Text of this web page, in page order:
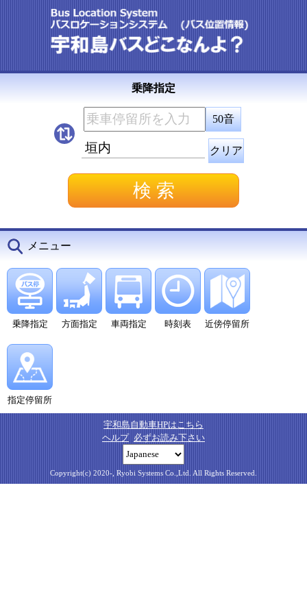
乗降指定
50音
垣内 クリア
メニュー
乗降指定 方面指定 車両指定 時刻表 近傍停留所
指定停留所
宇和島自動車HPはこちら
ヘルプ 必ずお読み下さい
Copyright(c) 2020-, Ryobi Systems Co.,Ltd. All Rights Reserved.